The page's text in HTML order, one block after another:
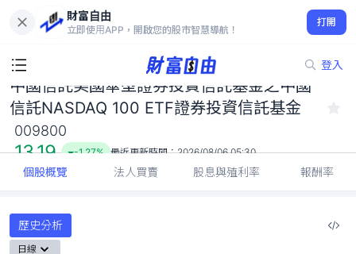
財富自由
立即使用APP，開啟您的股市智慧導航！
打開
登入
中國信託美國傘型證券投資信託基金之中國信託NASDAQ 100
ETF證券投資信託基金 009800
13.19
-1.27%
中國信託美國傘型證券投資信託基金之中國
信託NASDAQ 100 ETF證券投資信託基金
009800
13.19 -1.27% 最近更新時間：2026/08/06 05:30
個股概覽 法人買賣 股息與殖利率 報酬率
歷史分析
日線